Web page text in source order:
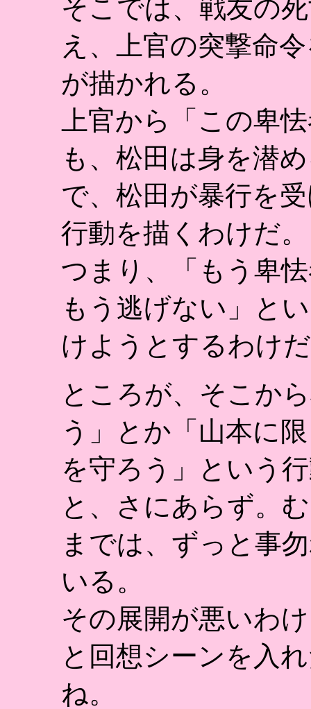
そこでは、戦友の
え、上官の突撃命
が描かれる。
上官から「この卑
も、松田は身を潜
で、松田が暴行を
行動を描くわけだ。
つまり、「もう卑
もう逃げない」と
けようとするわけ
ところが、そこか
う」とか「山本に
を守ろう」という
と、さにあらず。
までは、ずっと事
いる。
その展開が悪いわ
と回想シーンを入
ね。